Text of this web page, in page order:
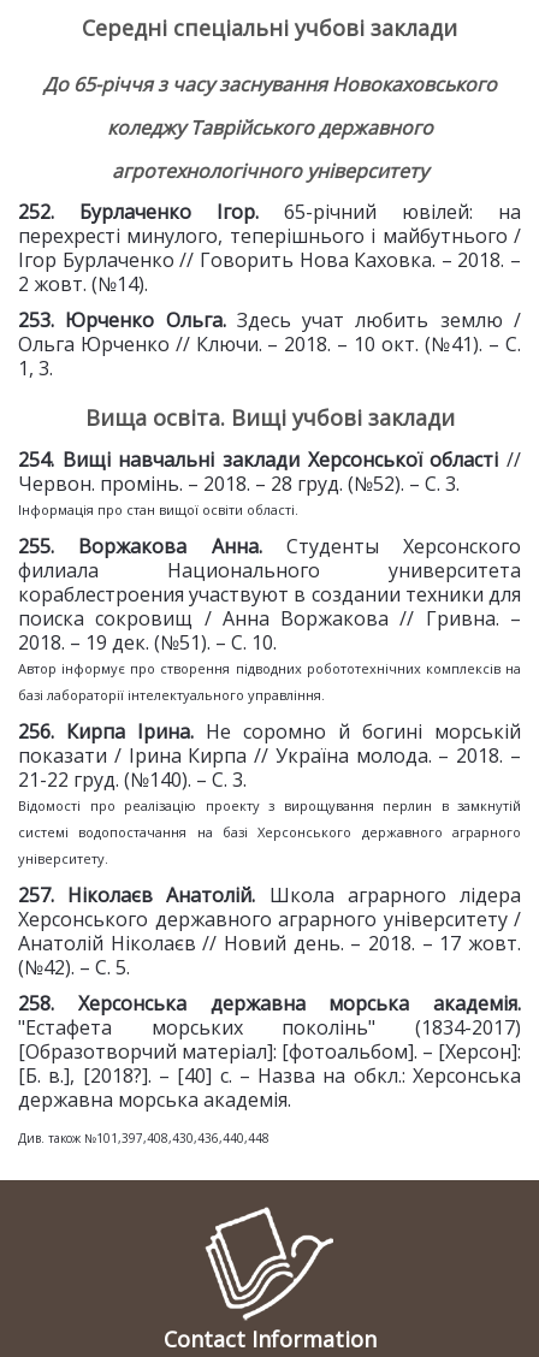
Середні спеціальні учбові заклади
До 65-річчя з часу заснування Новокаховського
коледжу Таврійського державного
агротехнологічного університету
252. Бурлаченко Ігор. 65-річний ювілей: на
перехресті минулого, теперішнього і майбутнього /
Ігор Бурлаченко // Говорить Нова Каховка. – 2018. –
2 жовт. (№14).
253. Юрченко Ольга. Здесь учат любить землю /
Ольга Юрченко // Ключи. – 2018. – 10 окт. (№41). – С.
1, 3.
Вища освіта. Вищі учбові заклади
254. Вищі навчальні заклади Херсонської області //
Червон. промінь. – 2018. – 28 груд. (№52). – С. 3.
Інформація про стан вищої освіти області.
255. Воржакова Анна. Студенты Херсонского
филиала Национального университета
кораблестроения участвуют в создании техники для
поиска сокровищ / Анна Воржакова // Гривна. –
2018. – 19 дек. (№51). – С. 10.
Автор інформує про створення підводних робототехнічних комплексів на
базі лабораторії інтелектуального управління.
256. Кирпа Ірина. Не соромно й богині морській
показати / Ірина Кирпа // Україна молода. – 2018. –
21-22 груд. (№140). – С. 3.
Відомості про реалізацію проекту з вирощування перлин в замкнутій
системі водопостачання на базі Херсонського державного аграрного
університету.
257. Ніколаєв Анатолій. Школа аграрного лідера
Херсонського державного аграрного університету /
Анатолій Ніколаєв // Новий день. – 2018. – 17 жовт.
(№42). – С. 5.
258. Херсонська державна морська
академія.
"Естафета морських поколінь" (1834-2017)
[Образотворчий матеріал]: [фотоальбом]. – [Херсон]:
[Б. в.], [2018?]. – [40] с. – Назва на обкл.: Херсонська
державна морська академія.
Див. також №101,397,408,430,436,440,448
Contact Information